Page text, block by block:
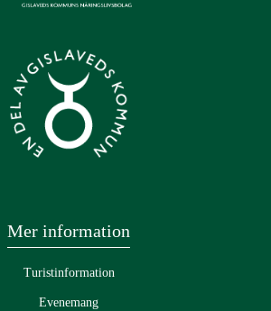
Mer information
Turistinformation
Evenemang